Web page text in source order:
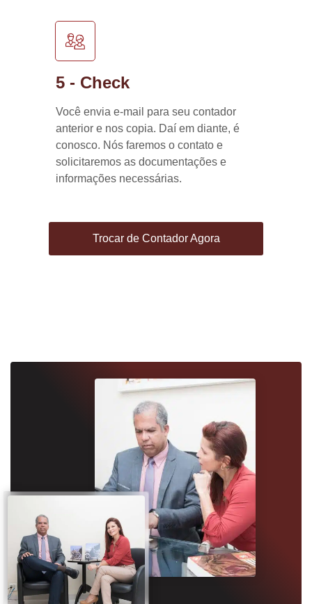
5 - Check
Você envia e-mail para seu contador
anterior e nos copia. Daí em diante, é
conosco. Nós faremos o contato e
solicitaremos as documentações e
informações necessárias.
Trocar de Contador Agora